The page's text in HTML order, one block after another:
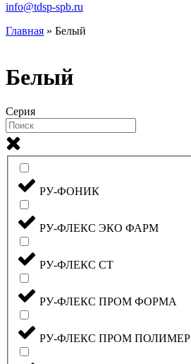
info@tdsp-spb.ru
Главная » Белый
Белый
Серия
РУ-ФОНИК
РУ-ФЛЕКС ЭКО ФАРМ
РУ-ФЛЕКС СТ
РУ-ФЛЕКС ПРОМ ФОРМА
РУ-ФЛЕКС ПРОМ ПОЛИМЕР